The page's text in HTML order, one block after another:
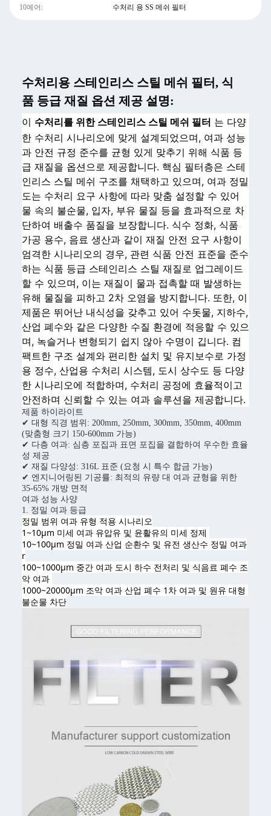
10예어: 수처리 용 SS 메쉬 필터
수처리용 스테인리스 스틸 메쉬 필터, 식
품 등급 재질 옵션 제공 설명:
이 수처리를 위한 스테인리스 스틸 메쉬 필터 는 다양
한 수처리 시나리오에 맞게 설계되었으며, 여과 성능
과 안전 규정 준수를 균형 있게 맞추기 위해 식품 등
급 재질을 옵션으로 제공합니다. 핵심 필터층은 스테
인리스 스틸 메쉬 구조를 채택하고 있으며, 여과 정밀
도는 수처리 요구 사항에 따라 맞춤 설정할 수 있어
물 속의 불순물, 입자, 부유 물질 등을 효과적으로 차
단하여 배출수 품질을 보장합니다. 식수 정화, 식품
가공 용수, 음료 생산과 같이 재질 안전 요구 사항이
엄격한 시나리오의 경우, 관련 식품 안전 표준을 준수
하는 식품 등급 스테인리스 스틸 재질로 업그레이드
할 수 있으며, 이는 재질이 물과 접촉할 때 발생하는
유해 물질을 피하고 2차 오염을 방지합니다. 또한, 이
제품은 뛰어난 내식성을 갖추고 있어 수돗물, 지하수,
산업 폐수와 같은 다양한 수질 환경에 적응할 수 있으
며, 녹슬거나 변형되기 쉽지 않아 수명이 깁니다. 컴
팩트한 구조 설계와 편리한 설치 및 유지보수로 가정
용 정수, 산업용 수처리 시스템, 도시 상수도 등 다양
한 시나리오에 적합하며, 수처리 공정에 효율적이고
안전하며 신뢰할 수 있는 여과 솔루션을 제공합니다.
제품 하이라이트
✔ 대형 직경 범위: 200mm, 250mm, 300mm, 350mm, 400mm
(맞춤형 크기 150-600mm 가능)
✔ 다층 여과: 심층 포집과 표면 포집을 결합하여 우수한 효율
성 제공
✔ 재질 다양성: 316L 표준 (요청 시 특수 합금 가능)
✔ 엔지니어링된 기공률: 최적의 유량 대 여과 균형을 위한
35-65% 개방 면적
여과 성능 사양
1. 정밀 여과 등급
정밀 범위 여과 유형 적용 시나리오
1~10μm 미세 여과 유압유 및 윤활유의 미세 정제
10~100μm 정밀 여과 산업 순환수 및 유전 생산수 정밀 여과
r
100~1000μm 중간 여과 도시 하수 전처리 및 식음료 폐수 조
악 여과
1000~20000μm 조악 여과 산업 폐수 1차 여과 및 원유 대형
불순물 차단